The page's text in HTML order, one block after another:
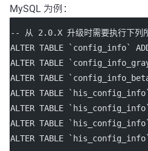
MySQL 为例：
-- 从 2.0.X 升级时需要执行下列
ALTER TABLE `config_info`
ALTER TABLE
ALTER TABLE
ALTER TABLE `his_config_info`
ALTER TABLE `his_config_info`
ALTER TABLE `his_config_info`
ALTER TABLE `his_config_info`